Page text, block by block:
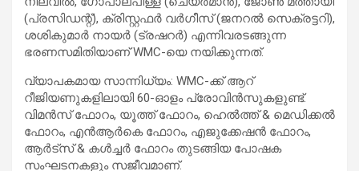
(പ്രസിഡന്റ്), ക്രിസ്റ്റഫർ വർഗീസ് (ജനറൽ സെക്രട്ടറി),
ശശികുമാർ നായർ (ട്രഷറർ) എന്നിവരടങ്ങുന്ന
ഭരണസമിതിയാണ് WMC-യെ നയിക്കുന്നത്.
വ്യാപകമായ സാന്നിധ്യം: WMC-ക്ക് ആറ്
റീജിയണുകളിലായി 60-ഓളം പ്രോവിൻസുകളുണ്ട്.
വിമൻസ് ഫോറം, യൂത്ത് ഫോറം, ഹെൽത്ത് & മെഡിക്കൽ
ഫോറം, എൻആർകെ ഫോറം, എജുക്കേഷൻ ഫോറം,
ആർട്സ് & കൾച്ചർ ഫോറം തുടങ്ങിയ പോഷക
സംഘടനകളും സജീവമാണ്.